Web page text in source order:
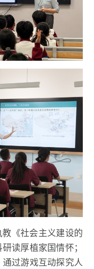
《社会主义建设的
读厚植家国情怀；
过游戏互动探究人